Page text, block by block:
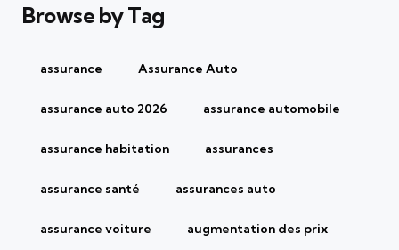
Browse by Tag
assurance Assurance Auto
assurance auto 2026 assurance automobile
assurance habitation assurances
assurance santé assurances auto
assurance voiture augmentation des prix